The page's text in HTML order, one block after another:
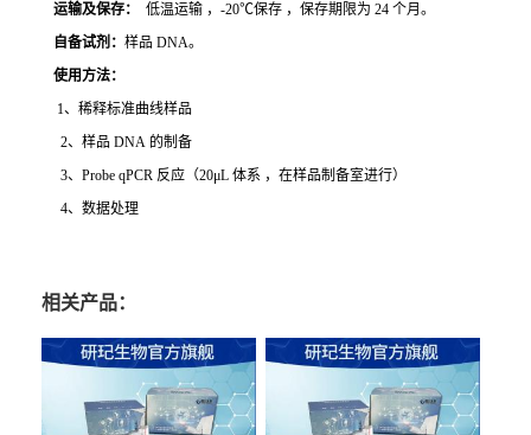
运输及保存：
低温运输 ，-20℃保存 ，保存期限为 24 个月。
自备试剂： 样品 DNA。
使用方法：
1、稀释标准曲线样品
2、样品 DNA 的制备
3、Probe qPCR 反应（20μL 体系 ，在样品制备室进行）
4、数据处理
相关产品：